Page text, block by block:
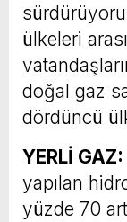
ülkeleri
doğal gaz
dördüncü
YERLİ GAZ:
yapılan
yüzde 70